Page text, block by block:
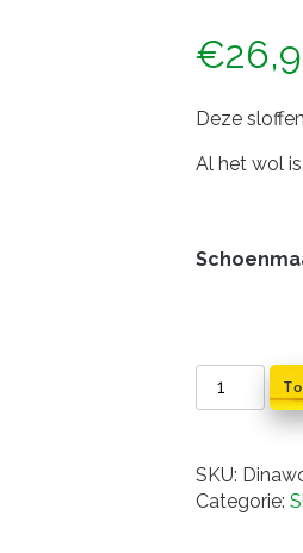
€
Deze
Al het wol
sloffen
zwart
aantal
SKU:
Categorie: